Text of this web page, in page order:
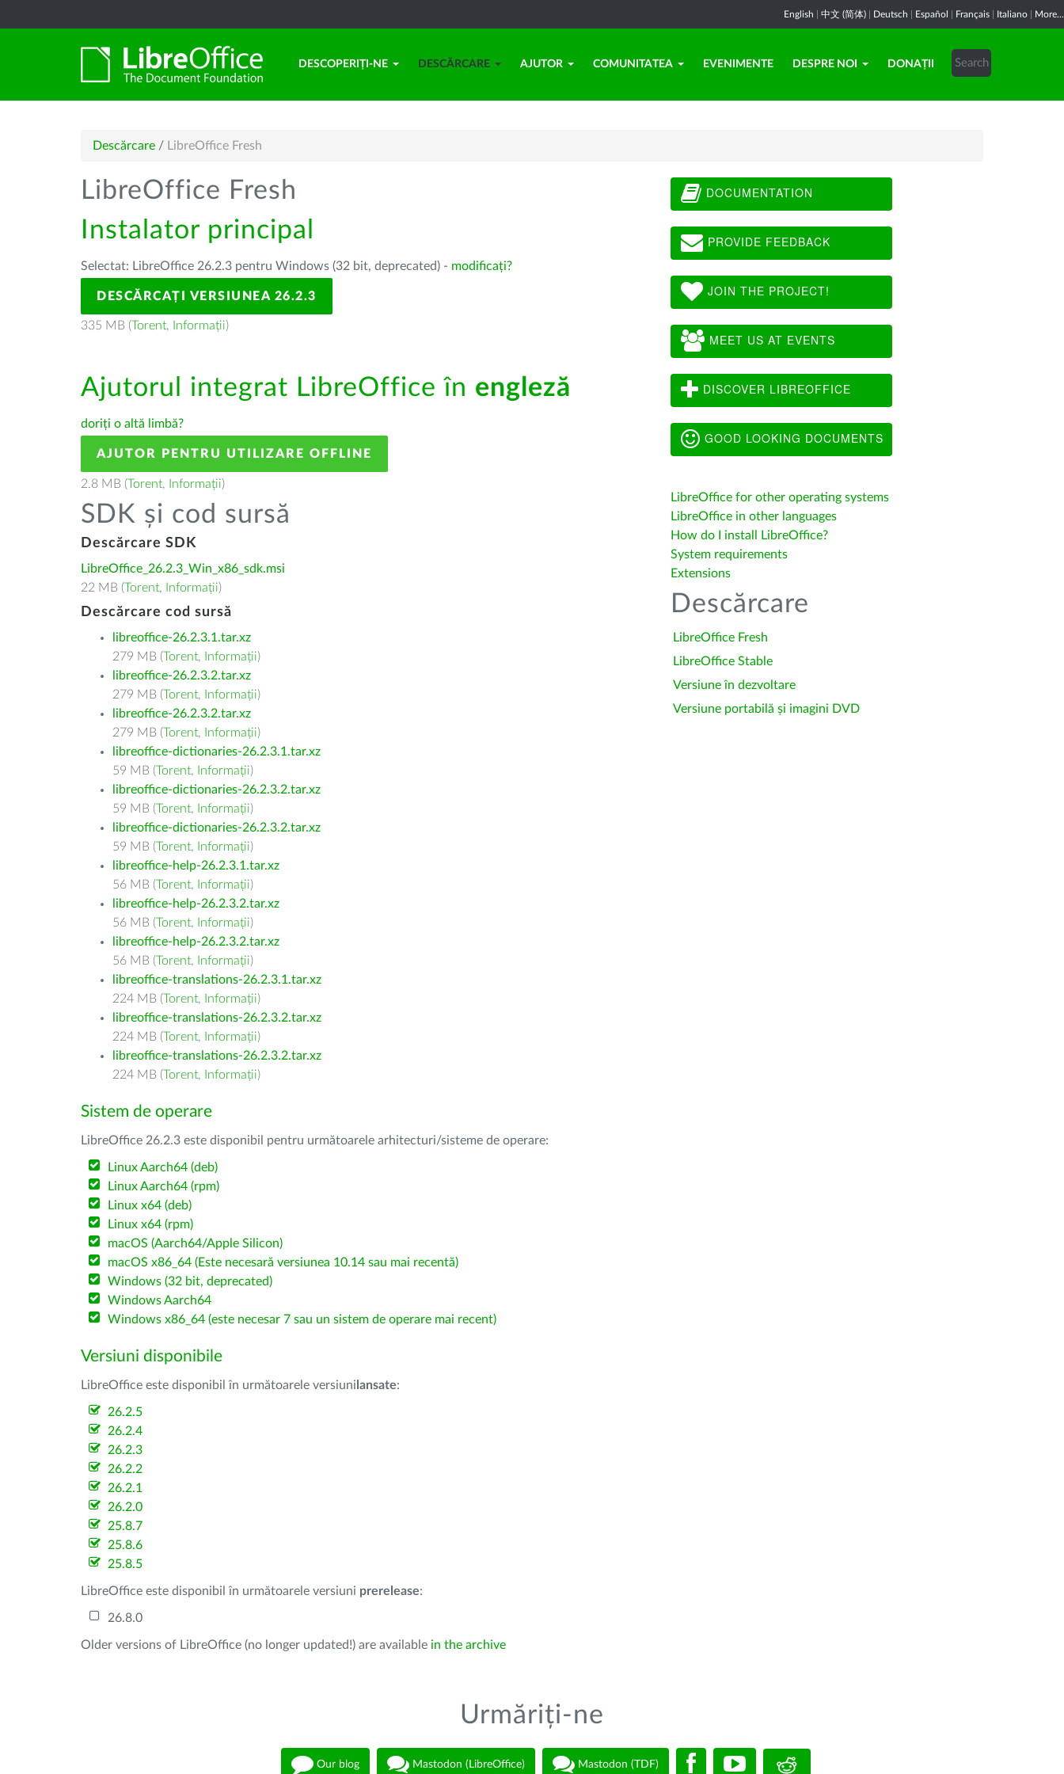
English 中文 (简体) Deutsch Español Français Italiano More...
DESCOPERIȚI-NE DESCĂRCARE AJUTOR COMUNITATEA EVENIMENTE DESPRE NOI DONAȚII
Descărcare / LibreOffice Fresh
LibreOffice Fresh
Instalator principal
Selectat: LibreOffice 26.2.3 pentru Windows (32 bit, deprecated) - modificați?
DESCĂRCAȚI VERSIUNEA 26.2.3
335 MB (Torent, Informații)
Ajutorul integrat LibreOffice în engleză
doriți o altă limbă?
AJUTOR PENTRU UTILIZARE OFFLINE
2.8 MB (Torent, Informații)
SDK și cod sursă
Descărcare SDK
LibreOffice_26.2.3_Win_x86_sdk.msi
22 MB (Torent, Informații)
Descărcare cod sursă
libreoffice-26.2.3.1.tar.xz
279 MB (Torent, Informații)
libreoffice-26.2.3.2.tar.xz
279 MB (Torent, Informații)
libreoffice-26.2.3.2.tar.xz
279 MB (Torent, Informații)
libreoffice-dictionaries-26.2.3.1.tar.xz
59 MB (Torent, Informații)
libreoffice-dictionaries-26.2.3.2.tar.xz
59 MB (Torent, Informații)
libreoffice-dictionaries-26.2.3.2.tar.xz
59 MB (Torent, Informații)
libreoffice-help-26.2.3.1.tar.xz
56 MB (Torent, Informații)
libreoffice-help-26.2.3.2.tar.xz
56 MB (Torent, Informații)
libreoffice-help-26.2.3.2.tar.xz
56 MB (Torent, Informații)
libreoffice-translations-26.2.3.1.tar.xz
224 MB (Torent, Informații)
libreoffice-translations-26.2.3.2.tar.xz
224 MB (Torent, Informații)
libreoffice-translations-26.2.3.2.tar.xz
224 MB (Torent, Informații)
Sistem de operare
LibreOffice 26.2.3 este disponibil pentru următoarele arhitecturi/sisteme de operare:
Linux Aarch64 (deb)
Linux Aarch64 (rpm)
Linux x64 (deb)
Linux x64 (rpm)
macOS (Aarch64/Apple Silicon)
macOS x86_64 (Este necesară versiunea 10.14 sau mai recentă)
Windows (32 bit, deprecated)
Windows Aarch64
Windows x86_64 (este necesar 7 sau un sistem de operare mai recent)
Versiuni disponibile
LibreOffice este disponibil în următoarele versiuni lansate:
26.2.5
26.2.4
26.2.3
26.2.2
26.2.1
26.2.0
25.8.7
25.8.6
25.8.5
LibreOffice este disponibil în următoarele versiuni prerelease:
26.8.0
Older versions of LibreOffice (no longer updated!) are available in the archive
DOCUMENTATION
PROVIDE FEEDBACK
JOIN THE PROJECT!
MEET US AT EVENTS
DISCOVER LIBREOFFICE
GOOD LOOKING DOCUMENTS
LibreOffice for other operating systems
LibreOffice in other languages
How do I install LibreOffice?
System requirements
Extensions
Descărcare
LibreOffice Fresh
LibreOffice Stable
Versiune în dezvoltare
Versiune portabilă și imagini DVD
Urmăriți-ne
Our blog Mastodon (LibreOffice) Mastodon (TDF)